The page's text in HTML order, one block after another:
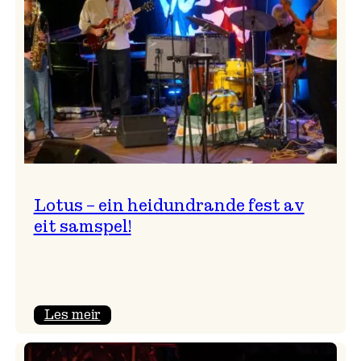
NTNU!
Lotus – ein heidundrande fest av
eit samspel!
Les meir:
–